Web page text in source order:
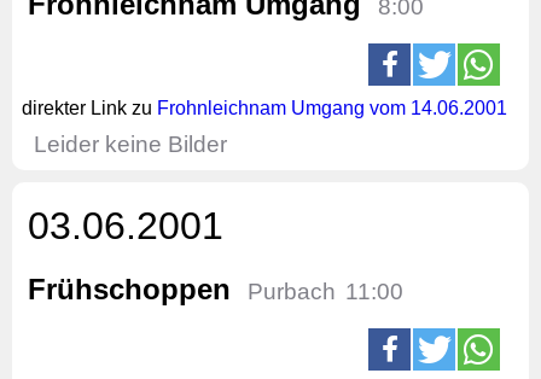
8:00
direkter Link zu Frohnleichnam Umgang vom 14.06.2001
Leider keine Bilder
03.06.2001
Frühschoppen Purbach 11:00